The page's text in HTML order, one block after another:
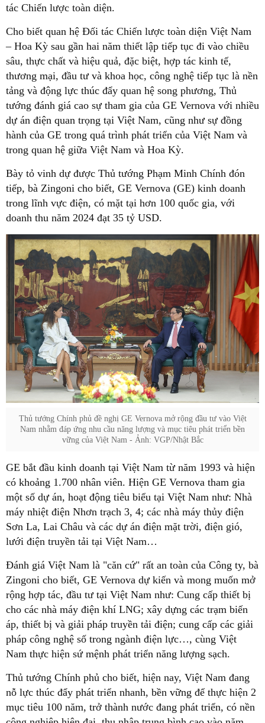
tác Chiến lược toàn diện.
Cho biết quan hệ Đối tác Chiến lược toàn diện Việt Nam
– Hoa Kỳ sau gần hai năm thiết lập tiếp tục đi vào chiều
sâu, thực chất và hiệu quả, đặc biệt, hợp tác kinh tế,
thương mại, đầu tư và khoa học, công nghệ tiếp tục là nền
tảng và động lực thúc đẩy quan hệ song phương, Thủ
tướng đánh giá cao sự tham gia của GE Vernova với nhiều
dự án điện quan trọng tại Việt Nam, cũng như sự đồng
hành của GE trong quá trình phát triển của Việt Nam và
trong quan hệ giữa Việt Nam và Hoa Kỳ.
Bày tỏ vinh dự được Thủ tướng Phạm Minh Chính đón
tiếp, bà Zingoni cho biết, GE Vernova (GE) kinh doanh
trong lĩnh vực điện, có mặt tại hơn 100 quốc gia, với
doanh thu năm 2024 đạt 35 tỷ USD.
Thủ tướng Chính phủ đề nghị GE Vernova mở rộng đầu tư vào Việt
Nam nhằm đáp ứng nhu cầu năng lượng và mục tiêu phát triển bền
vững của Việt Nam - Ảnh: VGP/Nhật Bắc
GE bắt đầu kinh doanh tại Việt Nam từ năm 1993 và hiện
có khoảng 1.700 nhân viên. Hiện GE Vernova tham gia
một số dự án, hoạt động tiêu biểu tại Việt Nam như: Nhà
máy nhiệt điện Nhơn trạch 3, 4; các nhà máy thủy điện
Sơn La, Lai Châu và các dự án điện mặt trời, điện gió,
lưới điện truyền tải tại Việt Nam…
Đánh giá Việt Nam là "căn cứ" rất an toàn của Công ty, bà
Zingoni cho biết, GE Vernova dự kiến và mong muốn mở
rộng hợp tác, đầu tư tại Việt Nam như: Cung cấp thiết bị
cho các nhà máy điện khí LNG; xây dựng các trạm biến
áp, thiết bị và giải pháp truyền tải điện; cung cấp các giải
pháp công nghệ số trong ngành điện lực…, cùng Việt
Nam thực hiện sứ mệnh phát triển năng lượng sạch.
Thủ tướng Chính phủ cho biết, hiện nay, Việt Nam đang
nỗ lực thúc đẩy phát triển nhanh, bền vững để thực hiện 2
mục tiêu 100 năm, trở thành nước đang phát triển, có nền